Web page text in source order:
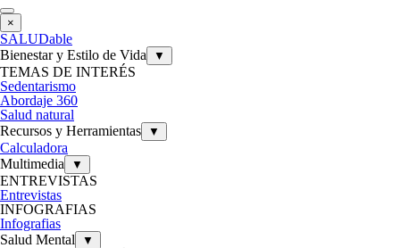
×
SALUDable
Bienestar y Estilo de Vida
▼
TEMAS DE INTERÉS
Sedentarismo
Abordaje 360
Salud natural
Recursos y Herramientas
▼
Calculadora
Multimedia
▼
ENTREVISTAS
Entrevistas
INFOGRAFIAS
Infografias
Salud Mental
▼